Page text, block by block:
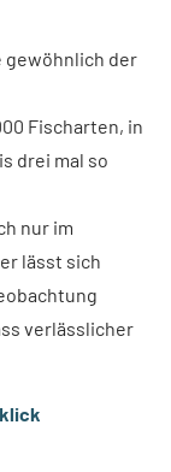
gewöhnlich der
Fischarten, in
drei mal so
nur im
lässt sich
verlässlicher
klick